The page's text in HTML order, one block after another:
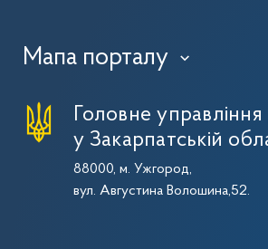
Мапа порталу ›
Головне
у Закарпатській
88000, м. Ужгород,
вул. Августина Волошина,52.